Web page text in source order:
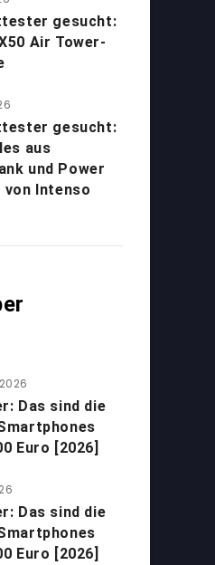
gesucht:
Air Tower-
gesucht:
aus
und Power
von Intenso
Das sind die
Euro [2026]
Das sind die
Euro [2026]